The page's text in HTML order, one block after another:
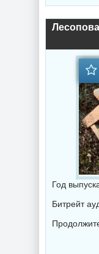
Год
Битрейт